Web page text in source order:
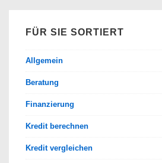
FÜR SIE SORTIERT
Allgemein
Beratung
Finanzierung
Kredit berechnen
Kredit vergleichen